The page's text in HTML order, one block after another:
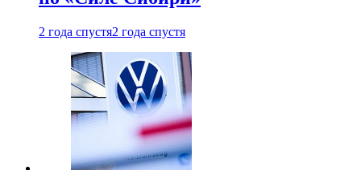
2 года спустя2 года спустя